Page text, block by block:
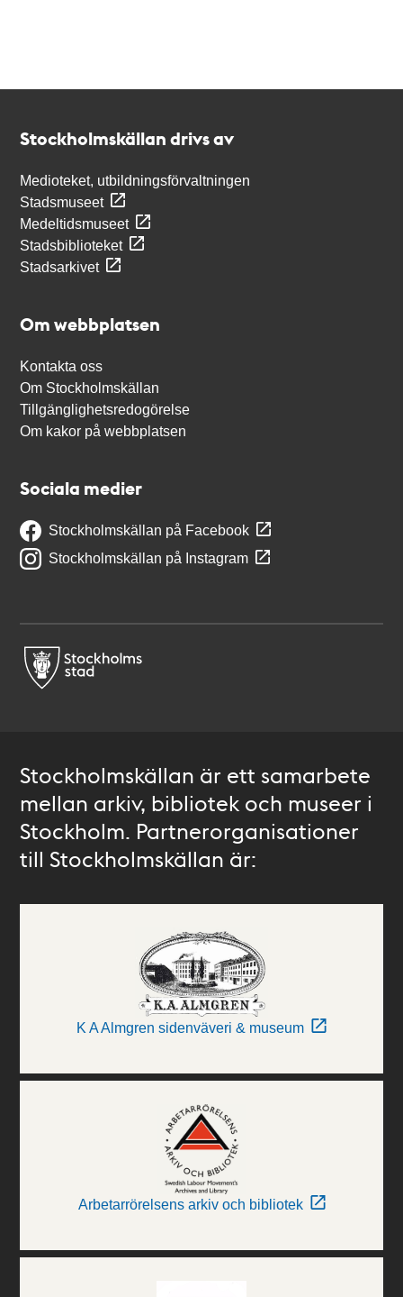
Stockholmskällan drivs av
Medioteket, utbildningsförvaltningen
Stadsmuseet
Medeltidsmuseet
Stadsbiblioteket
Stadsarkivet
Om webbplatsen
Kontakta oss
Om Stockholmskällan
Tillgänglighetsredogörelse
Om kakor på webbplatsen
Sociala medier
Stockholmskällan på Facebook
Stockholmskällan på Instagram
Stockholmskällan är ett samarbete
mellan arkiv, bibliotek och museer i
Stockholm. Partnerorganisationer
till Stockholmskällan är:
K A Almgren sidenväveri & museum
Arbetarrörelsens arkiv och bibliotek